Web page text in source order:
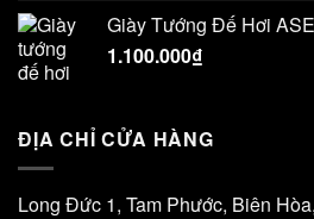
Giày Tướng Đế Hơi
1.100.000₫
ĐỊA CHỈ CỬA HÀNG
Long Đức 1, Tam Phước, Biên